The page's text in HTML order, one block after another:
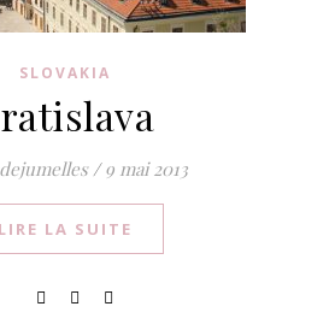
SLOVAKIA
/ 9 mai 2013
LIRE LA SUITE